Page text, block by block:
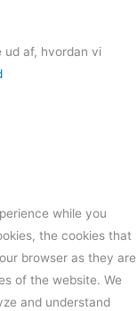
ud af, hvordan vi
while you
the cookies that
browser as they are
of the website. We
and understand